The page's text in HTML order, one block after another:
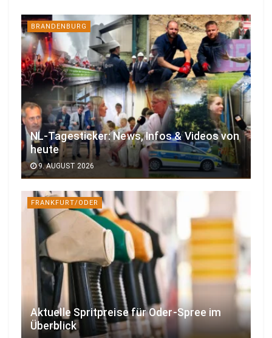
BRANDENBURG
NL-Tagesticker: News, Infos & Videos von
heute
9. AUGUST 2026
FRANKFURT/ODER
Aktuelle Spritpreise für Oder-Spree im
Überblick